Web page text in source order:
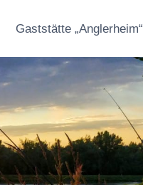
Gaststätte „Anglerheim“